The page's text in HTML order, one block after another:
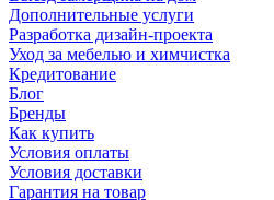
Дополнительные услуги
Разработка дизайн-проекта
Уход за мебелью и химчистка
Кредитование
Блог
Бренды
Как купить
Условия оплаты
Условия доставки
Гарантия на товар